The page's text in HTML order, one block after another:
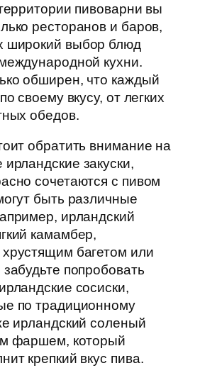
пивоварни вы
ресторанов и баров,
широкий выбор блюд
кухни.
обширен, что каждый
своему вкусу, от легких
обедов.
обратить внимание на
закуски,
сочетаются с пивом
быть различные
ирландский
камамбер,
багетом или
попробовать
сосиски,
по традиционному
ирландский соленый
фаршем, который
крепкий вкус пива.